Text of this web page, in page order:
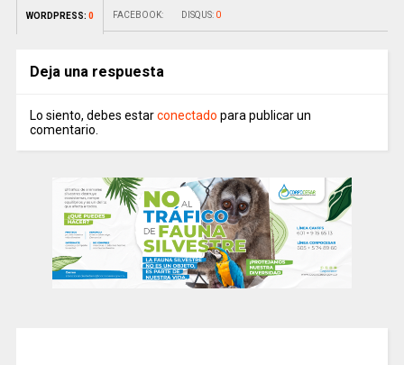
WORDPRESS: 0 FACEBOOK: DISQUS: 0
Deja una respuesta
Lo siento, debes estarconectado para publicar un
comentario.